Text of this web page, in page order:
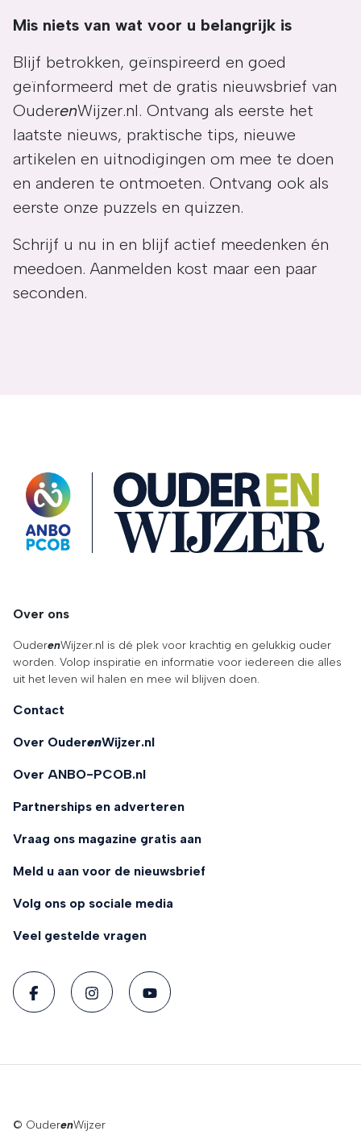
Mis niets van wat voor u belangrijk is
Blijf betrokken, geïnspireerd en goed
geïnformeerd met de gratis nieuwsbrief van
OuderenWijzer.nl. Ontvang als eerste het
laatste nieuws, praktische tips, nieuwe
artikelen en uitnodigingen om mee te doen
en anderen te ontmoeten. Ontvang ook als
eerste onze puzzels en quizzen.
Schrijf u nu in en blijf actief meedenken én
meedoen. Aanmelden kost maar een paar
seconden.
OuderENwijzer
Over ons
OuderenWijzer.nl is dé plek voor krachtig en gelukkig ouder
worden. Volop inspiratie en informatie voor iedereen die alles
uit het leven wil halen en mee wil blijven doen.
Contact
Over OuderenWijzer.nl
Over ANBO-PCOB.nl
Partnerships en adverteren
Vraag ons magazine gratis aan
Meld u aan voor de nieuwsbrief
Volg ons op sociale media
Veel gestelde vragen
© OuderenWijzer